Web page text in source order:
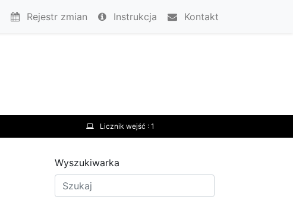
Rejestr zmian Instrukcja Kontakt
Licznik wejść : 1
Wyszukiwarka